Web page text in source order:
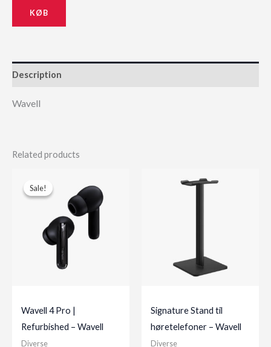
KØB
Description
Wavell
Related products
Sale!
Sale!
Wavell 4 Pro |
Refurbished – Wavell
Diverse
Signature Stand til
høretelefoner – Wavell
Diverse